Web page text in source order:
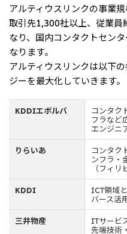
三井物産（中国）有限公司
三井物産（上海）貿易有限公司
三井物産（広東）貿易有限公司
三井物産（香港）有限公司
台湾三井物産股份有限公司
豪州三井物産株式会社
アルティウスリンクの事業
取引先1,300社以上、従業
なり、国内コンタクトセン
なります。
アルティウスリンクは以下
ジーを最大化していきます。
KDDIエボルバ コンタク
フラなど
エンジニ
りらいあ
コンタク
ンフラ・
（フィ
KDDI
ICT領域
バース活
三井物産
ITサービ
先端技術